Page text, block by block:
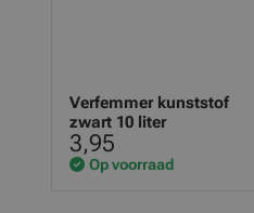
Verfemmer kunststof
zwart 10 liter
3,95
Op voorraad